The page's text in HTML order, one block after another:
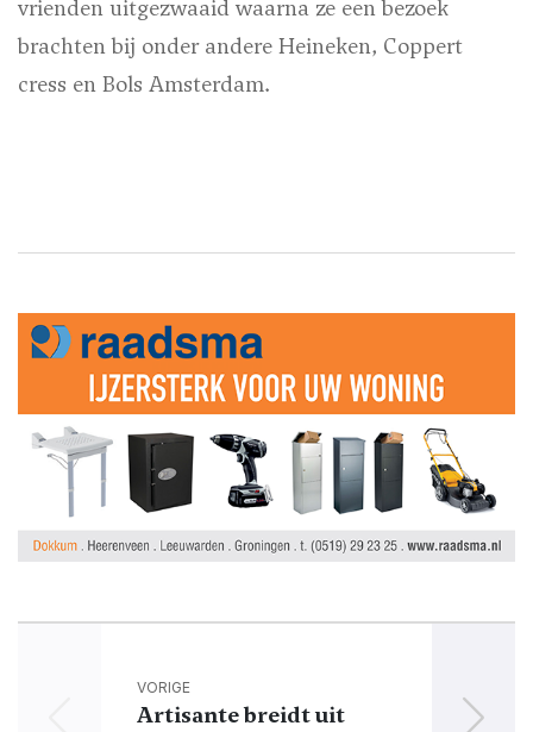
vrienden uitgezwaaid waarna ze een bezoek
brachten bij onder andere Heineken, Coppert
cress en Bols Amsterdam.
VORIGE
Artisante breidt uit